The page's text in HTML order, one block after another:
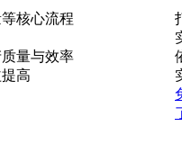
核心流程
量与效率
高